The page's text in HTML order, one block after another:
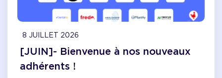
8 JUILLET 2026
[JUIN]- Bienvenue à nos nouveaux
adhérents !